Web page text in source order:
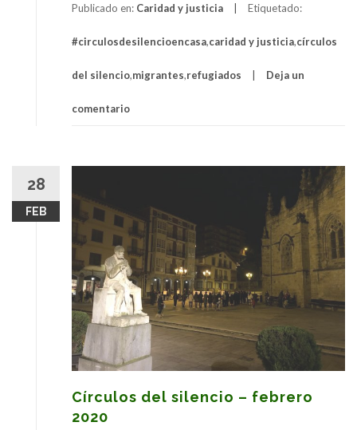
Publicado en: Caridad y justicia Etiquetado:
#circulosdesilencioencasa,caridad y justicia,círculos
del silencio,migrantes,refugiados Deja un
comentario
28
FEB
Círculos del silencio – febrero
2020